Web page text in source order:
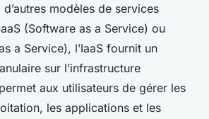
modèles de services
(Software as a Service) ou
a Service), l’IaaS fournit un
sur l’infrastructure
aux utilisateurs de gérer les
les applications et les